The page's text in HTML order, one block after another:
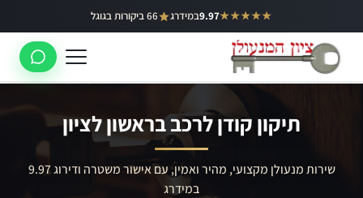
לתוכן
★★★★★
9.97במידרג 66 ביקורות בגוגל באר יעקב
ראשון לציון
לוד
רמלה
תיקון קודן לרכב בראשון לציון
שירות מנעולן מקצועי, מהיר ואמין, עם אישור משטרה ודירוג 9.97
במידרג